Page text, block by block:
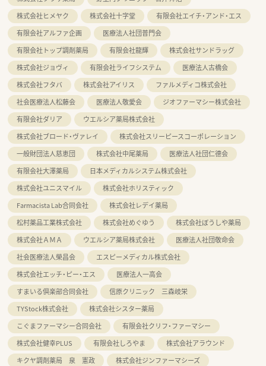
株式会社ヒメヤク
株式会社十字堂
有限会社エイチ・アンド・エス
有限会社アルファ企画
医療法人社団普門会
有限会社トップ調剤薬局
有限会社龍輝
株式会社サンドラッグ
株式会社ジョヴィ
有限会社ライフシステム
医療法人古橋会
株式会社フタバ
株式会社アイリス
ファルメディコ株式会社
社会医療法人松藤会
医療法人敬愛会
ジオファーマシー株式会社
有限会社ダリア
ウエルシア薬局株式会社
株式会社ブロード・ヴァレイ
株式会社スリーピースコーポレーション
一般財団法人慈恵団
株式会社中尾薬局
医療法人社団仁德会
有限会社大澤薬局
日本メディカルシステム株式会社
株式会社ユニスマイル
株式会社ホリスティック
Farmacista Lab合同会社
株式会社レデイ薬局
松村薬品工業株式会社
株式会社めぐゆう
株式会社ぼうしや薬局
株式会社ＡＭＡ
ウエルシア薬局株式会社
医療法人社団敬命会
社会医療法人榮昌会
エスピーメディカル株式会社
株式会社エッチ・ピー・エス
医療法人一高会
すまいる倶楽部合同会社
信原クリニック 三森岐栄
TYStock株式会社
株式会社シスター薬局
こぐまファーマシー合同会社
有限会社クリフ・ファーマシー
株式会社健幸PLUS
有限会社しろやま
株式会社アラウンド
キクヤ調剤薬局 泉 憲政
株式会社ジンファーマシーズ